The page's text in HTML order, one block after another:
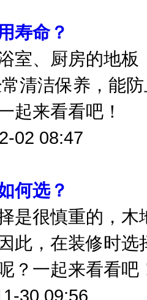
寿命？
室、厨房的地
清洁保养，能
起来看看吧！
何选？
是很慎重的，
此，在装修时
？一起来看看吧